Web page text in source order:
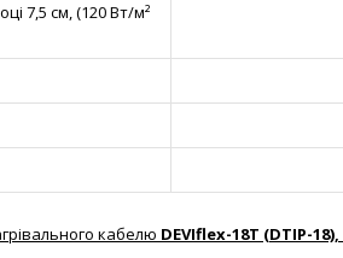
7,5 см, (120 Вт/м²
кабелю DEVIflex-18T (DTIP-